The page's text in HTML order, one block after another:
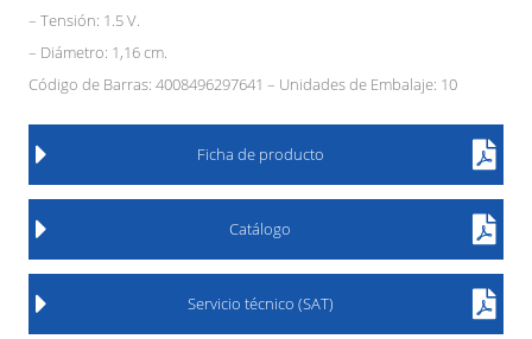
– Tensión: 1.5 V.
– Diámetro: 1,16 cm.
Código de Barras: 4008496297641 – Unidades de Embalaje: 10
Ficha de producto
Catálogo
Servicio técnico (SAT)